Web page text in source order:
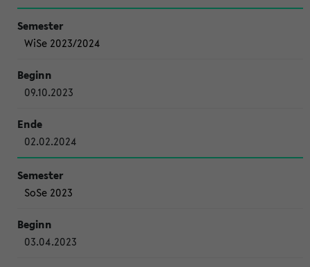
WiSe 2023/2024
09.10.2023
02.02.2024
SoSe 2023
03.04.2023